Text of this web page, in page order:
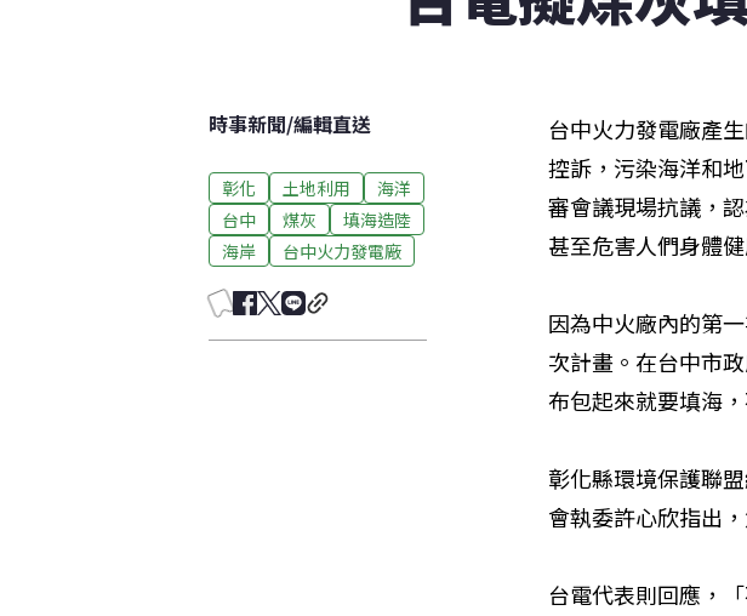
時事新聞/編輯直送
彰化 土地利用
海洋
台中
煤灰
填海造陸
海岸
台中火力發電廠
台中火力發電廠產
控訴，污染海洋和
審會議現場抗議，
甚至危害人們身體健
因為中火廠內的第
次計畫。在台中市
布包起來就要填海
彰化縣環境保護聯
會執委許心欣指出
台電代表則回應，